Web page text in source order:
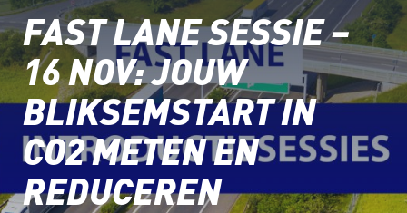
FAST LANE SESSIE –
16 NOV: JOUW
BLIKSEMSTART IN
CO2 METEN EN
REDUCEREN